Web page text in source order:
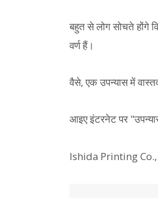
बहुत से लोग सोचते होंगे
वर्ण हैं।
वैसे, एक उपन्यास में
आइए इंटरनेट पर
Ishida Printing